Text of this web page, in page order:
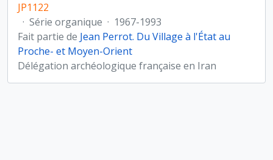
JP1122
· Série organique · 1967-1993
Fait partie de Jean Perrot. Du Village à l'État au
Proche- et Moyen-Orient
Délégation archéologique française en Iran